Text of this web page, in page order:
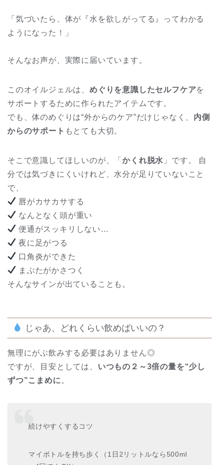
「気づいたら、体が『水を欲しがってる』ってわかる
ようになった！」
そんなお声が、実際に届いています。
このオイルジェルは、 めぐりを意識したセルフケアを
サポートするために作られたアイテムです。
でも、体のめぐりは“外からのケア”だけじゃなく、 内側
からのサポート もとても大切。
そこで意識してほしいのが、「かくれ脱水 」です。 自
分では気づきにくいけれど、水分が足りていないこと
で、
唇がカサカサする
なんとなく頭が重い
便通がスッキリしない…
夜に足がつる
口角炎ができた
まぶたがかさつく
そんなサインが出ていることも。
じゃあ、どれくらい飲めばいいの？
無理にがぶ飲みする必要はありません◎
ですが、目安としては、 いつもの２～3倍の量を“少し
ずつ”こまめに 。
続けやすくするコツ
マイボトルを持ち歩く（1日2リットルなら500ml